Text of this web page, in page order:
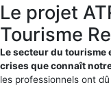
Le projet
Tourisme
Le secteur du tourisme
crises que connaît
les professionnels ont